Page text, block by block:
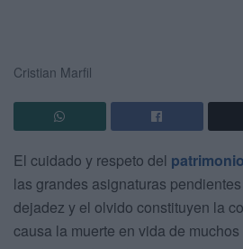
Cristian Marfil
El cuidado y respeto del patrimonio
las grandes asignaturas
dejadez y el olvido constituyen la
causa la muerte en vida de